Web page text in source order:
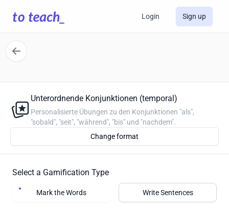
Login Sign up
Unterordnende Konjunktionen (temporal)
Personalisierte Übungen zu den Konjunktionen "als",
"sobald", "seit", "während", "bis" und "nachdem".
Change format
Select a Gamification Type
Mark the Words Write Sentences